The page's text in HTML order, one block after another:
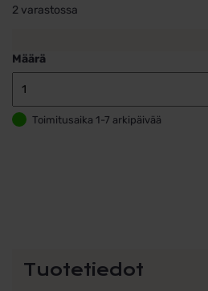
2 varastossa
Määrä
Toimitusaika 1-7 arkipäivää
Tuotetiedot